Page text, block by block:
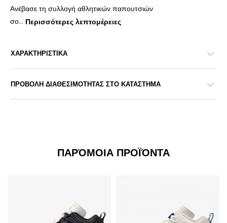
Ανέβασε τη συλλογή αθλητικών παπουτσιών
σο... Περισσότερες λεπτομέρειες
ΧΑΡΑΚΤΗΡΙΣΤΙΚΑ
ΠΡΟΒΟΛΗ ΔΙΑΘΕΣΙΜΟΤΗΤΑΣ ΣΤΟ ΚΑΤΑΣΤΗΜΑ
ΠΑΡΌΜΟΙΑ ΠΡΟΪΌΝΤΑ